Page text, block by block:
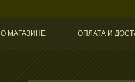
О МАГАЗИНЕ ОПЛАТА И